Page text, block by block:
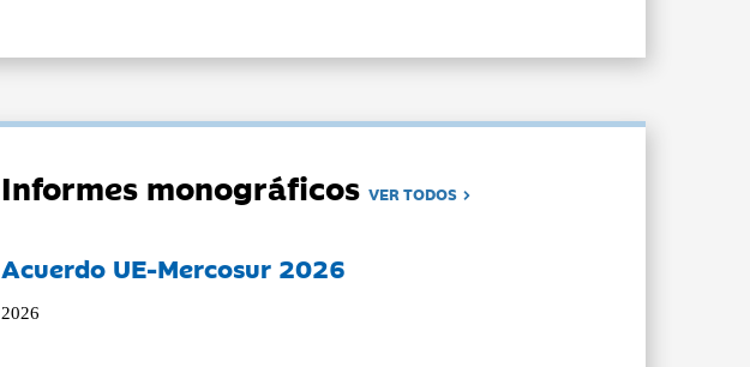
Informes monográficosVER TODOS
Acuerdo UE-Mercosur 2026
2026